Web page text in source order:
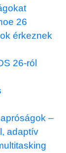
26
érkeznek
26-ról
–
adaptív